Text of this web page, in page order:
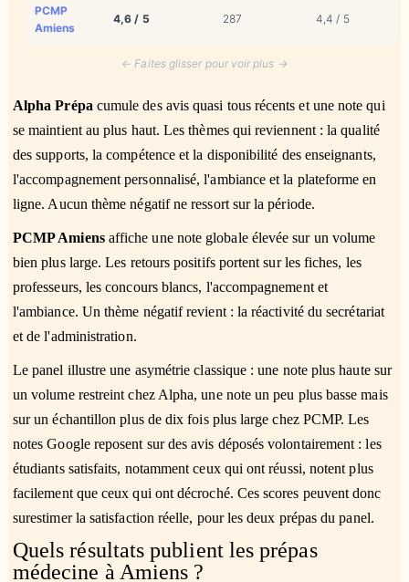
PCMP
Amiens
4,6 / 5 287 4,4 / 5
← Faites glisser pour voir plus →
Alpha Prépa cumule des avis quasi tous récents et une note qui
se maintient au plus haut. Les thèmes qui reviennent : la qualité
des supports, la compétence et la disponibilité des enseignants,
l'accompagnement personnalisé, l'ambiance et la plateforme en
ligne. Aucun thème négatif ne ressort sur la période.
PCMP Amiensaffiche une note globale élevée sur un volume
bien plus large. Les retours positifs portent sur les fiches, les
professeurs, les concours blancs, l'accompagnement et
l'ambiance. Un thème négatif revient : la réactivité du secrétariat
et de l'administration.
Le panel illustre une asymétrie classique : une note plus haute sur
un volume restreint chez Alpha, une note un peu plus basse mais
sur un échantillon plus de dix fois plus large chez PCMP. Les
notes Google reposent sur des avis déposés volontairement : les
étudiants satisfaits, notamment ceux qui ont réussi, notent plus
facilement que ceux qui ont décroché. Ces scores peuvent donc
surestimer la satisfaction réelle, pour les deux prépas du panel.
Quels résultats publient les prépas
médecine à Amiens ?